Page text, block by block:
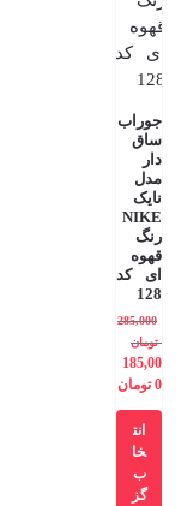
جوراب
ساق
دار
مدل
نایک
NIKE
رنگ
قهوه
ای کد
128
285,000
تومان
185,00
0 تومان
انت
خا
ب
گز